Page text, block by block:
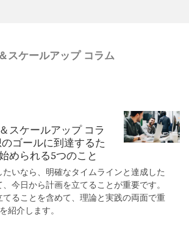
スケールアップ コラム
スケールアップ コラ
ゴールに到達するた
められる5つのこと
いなら、明確なタイムラインと達成した
今日から計画を立てることが重要です。
ることを含めて、理論と実践の両面で重
紹介します。